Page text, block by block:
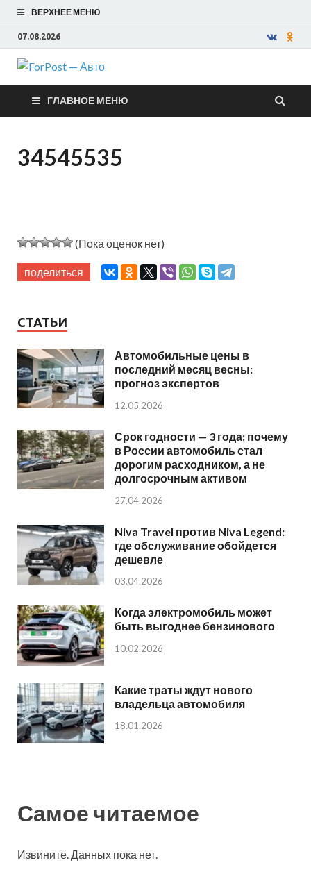
ВЕРХНЕЕ МЕНЮ
07.08.2026
ForPost —
Авто
ГЛАВНОЕ МЕНЮ
34545535
(Пока оценок нет)
поделиться
СТАТЬИ
Автомобильные цены в
последний месяц весны:
прогноз экспертов
12.05.2026
Срок годности — 3 года: почему
в России автомобиль стал
дорогим расходником, а не
долгосрочным активом
27.04.2026
Niva Travel против Niva Legend:
где обслуживание обойдется
дешевле
03.04.2026
Когда электромобиль может
быть выгоднее бензинового
10.02.2026
Какие траты ждут нового
владельца автомобиля
18.01.2026
Самое читаемое
Извините. Данных пока нет.